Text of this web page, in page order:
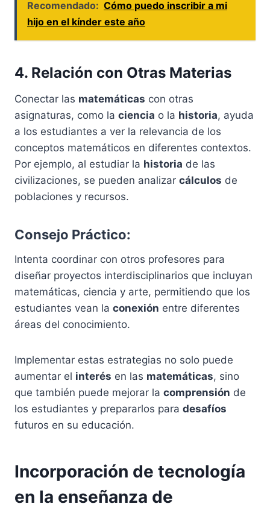
Recomendado: Cómo puedo inscribir a mi
hijo en el kínder este año
4. Relación con Otras Materias
Conectar las matemáticas con otras
asignaturas, como la ciencia o la historia, ayuda
a los estudiantes a ver la relevancia de los
conceptos matemáticos en diferentes contextos.
Por ejemplo, al estudiar la historia de las
civilizaciones, se pueden analizar cálculos de
poblaciones y recursos.
Consejo Práctico:
Intenta coordinar con otros profesores para
diseñar proyectos interdisciplinarios que incluyan
matemáticas, ciencia y arte, permitiendo que los
estudiantes vean la conexión entre diferentes
áreas del conocimiento.
Implementar estas estrategias no solo puede
aumentar el interés en las matemáticas, sino
que también puede mejorar la comprensión de
los estudiantes y prepararlos para desafíos
futuros en su educación.
Incorporación de tecnología
en la enseñanza de